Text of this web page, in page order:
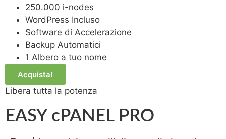
250.000 i-nodes
WordPress Incluso
Software di Accelerazione
Backup Automatici
1 Albero a tuo nome
Acquista!
Libera tutta la potenza
EASY cPANEL PRO